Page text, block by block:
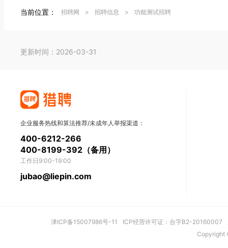
当前位置： 招聘网 > 招聘信息 > 功能测试招聘
更新时间：2026-03-31